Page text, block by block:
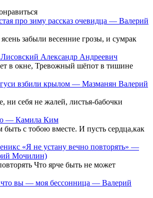
про зиму рассказ очевидца — Валерий
забыли весенние грозы, и сумрак
Александр Андреевич
в окне, Тревожный шёпот в тишине
взбили крылом — Мазманян Валерий
ни себя не жалей, листья-бабочки
— Камила Ким
быть с тобою вместе. И пусть сердца,как
«Я не устану вечно повторять» —
Мочилин)
Что ярче быть не может
вы — моя бессонница — Валерий